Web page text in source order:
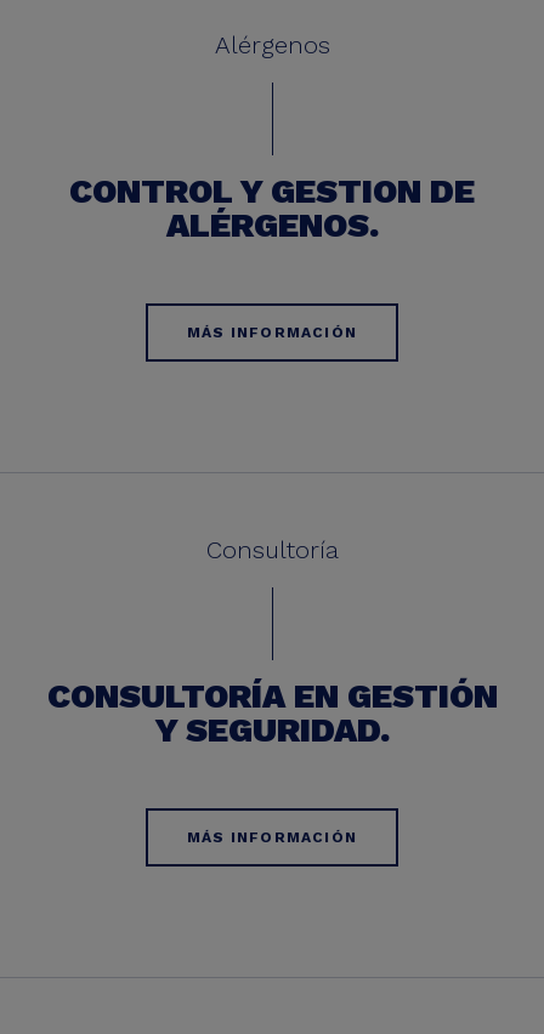
Alérgenos
CONTROL Y GESTION DE
ALÉRGENOS.
MÁS INFORMACIÓN
Consultoría
CONSULTORÍA EN GESTIÓN
Y SEGURIDAD.
MÁS INFORMACIÓN